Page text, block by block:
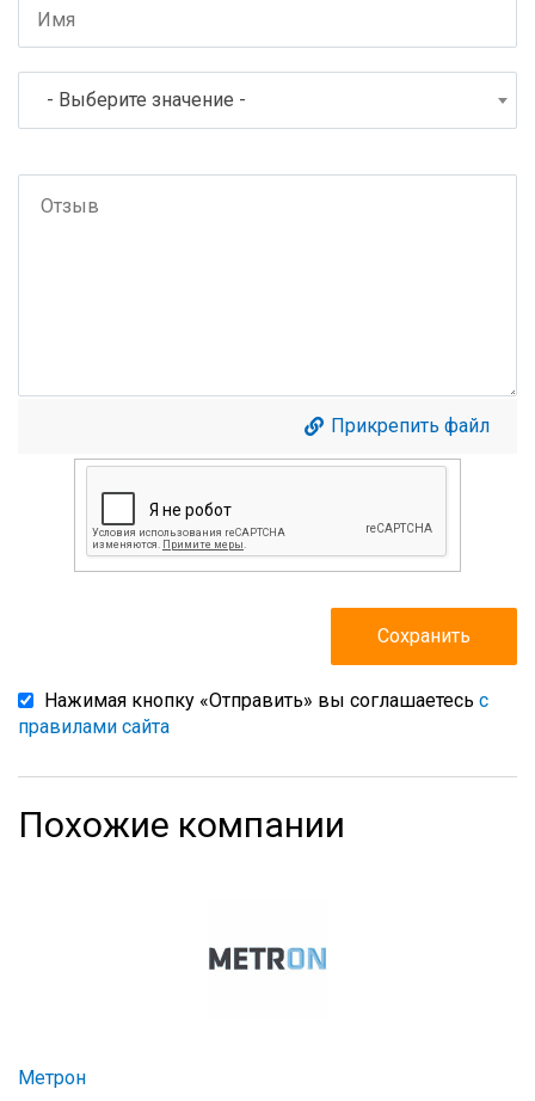
- Выберите значение -
Прикрепить файл
Нажимая кнопку «Отправить» вы соглашаетесь с
правилами сайта
Похожие компании
Метрон